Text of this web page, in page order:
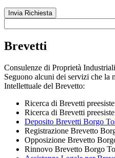
Brevetti
Consulenze di Proprietà
Seguono alcuni dei servizi che la
Intellettuale del Brevetto:
Ricerca di Brevetti
Ricerca di Brevetti
Deposito Brevetti Borgo
Registrazione Brevetto
Opposizione Brevetto
Rinnovo Brevetto Borgo